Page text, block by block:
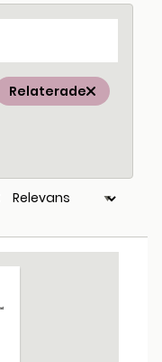
Relaterade